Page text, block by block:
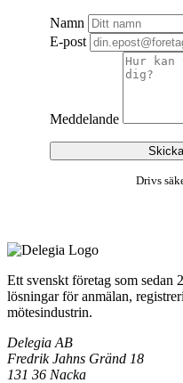
Namn
E-post
Meddelande
Drivs
Ett svenskt företag som sedan
lösningar för anmälan,
mötesindustrin.
Delegia AB
Fredrik Jahns Gränd 18
131 36 Nacka